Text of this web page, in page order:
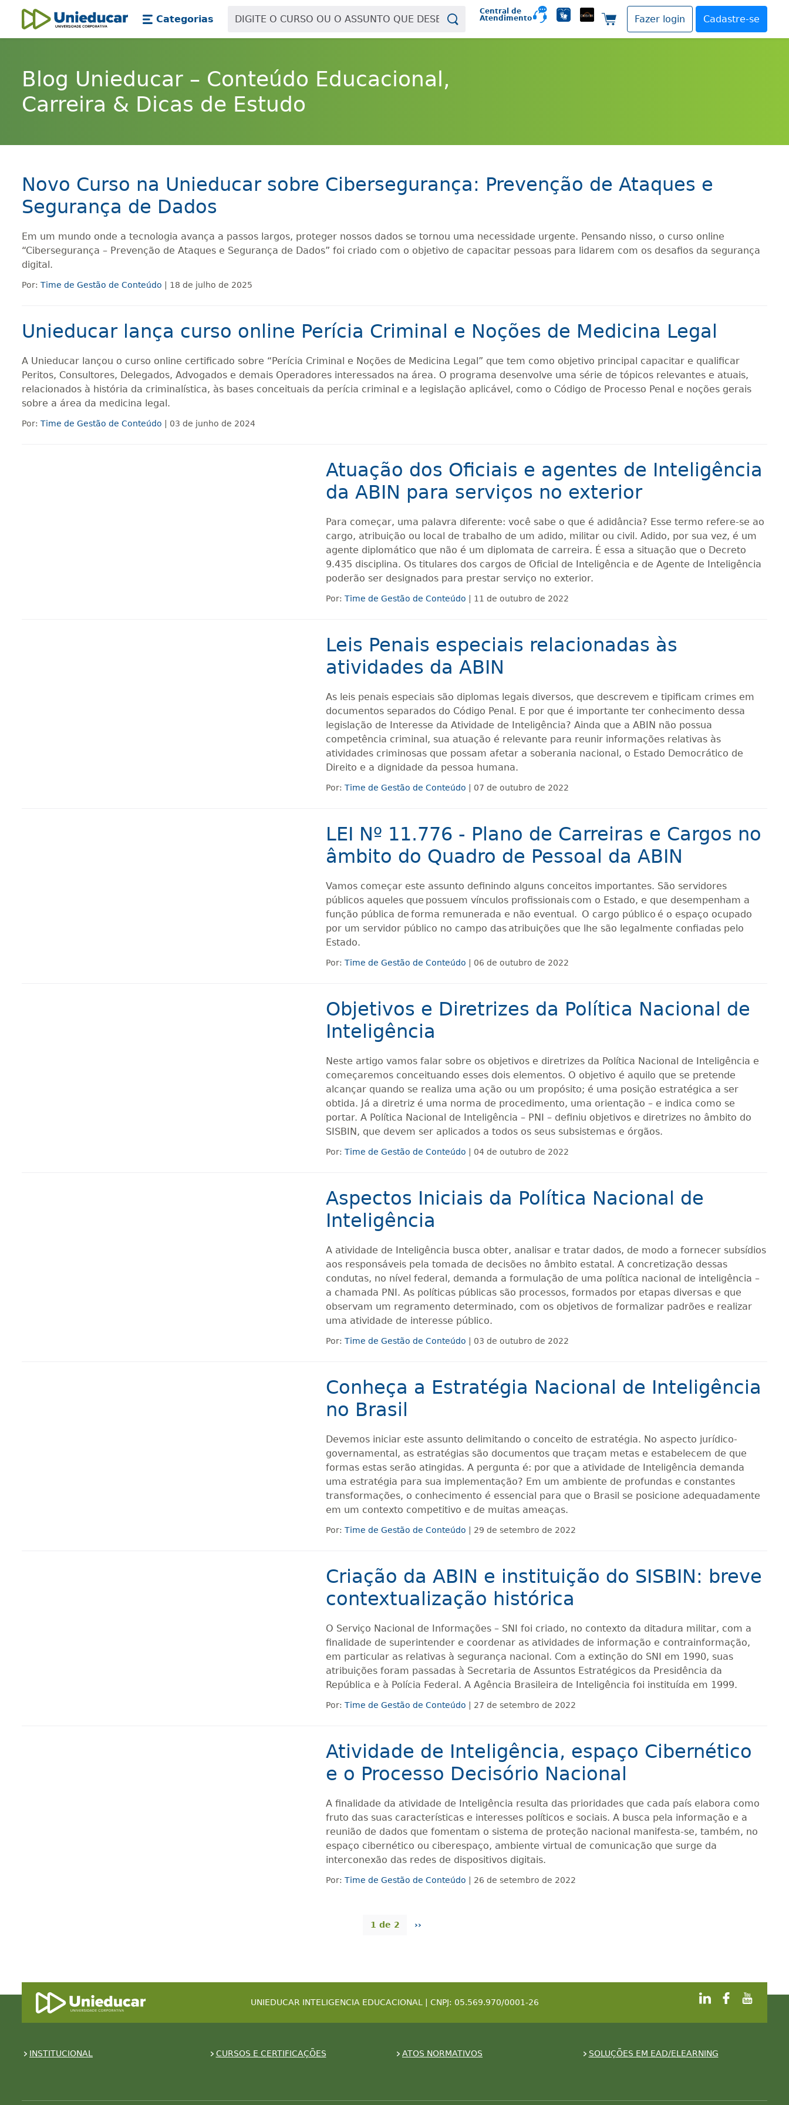
Skip main navigation
Skip to main content
Unieducar
Categorias
Central de
Atendimento
Carrinho de compras
Fazer login Cadastre-se
Blog Unieducar – Conteúdo Educacional,
Carreira & Dicas de Estudo
Novo Curso na Unieducar sobre Cibersegurança: Prevenção de Ataques e
Segurança de Dados
Em um mundo onde a tecnologia avança a passos largos, proteger nossos dados se tornou uma necessidade urgente. Pensando nisso, o curso online
“Cibersegurança – Prevenção de Ataques e Segurança de Dados” foi criado com o objetivo de capacitar pessoas para lidarem com os desafios da segurança
digital.
Por: Time de Gestão de Conteúdo | 18 de julho de 2025
Unieducar lança curso online Perícia Criminal e Noções de Medicina Legal
A Unieducar lançou o curso online certificado sobre “Perícia Criminal e Noções de Medicina Legal” que tem como objetivo principal capacitar e qualificar
Peritos, Consultores, Delegados, Advogados e demais Operadores interessados na área. O programa desenvolve uma série de tópicos relevantes e atuais,
relacionados à história da criminalística, às bases conceituais da perícia criminal e a legislação aplicável, como o Código de Processo Penal e noções gerais
sobre a área da medicina legal.
Por: Time de Gestão de Conteúdo | 03 de junho de 2024
Atuação dos Oficiais e agentes de Inteligência
da ABIN para serviços no exterior
Para começar, uma palavra diferente: você sabe o que é adidância? Esse termo refere-se ao
cargo, atribuição ou local de trabalho de um adido, militar ou civil. Adido, por sua vez, é um
agente diplomático que não é um diplomata de carreira. É essa a situação que o Decreto
9.435 disciplina. Os titulares dos cargos de Oficial de Inteligência e de Agente de Inteligência
poderão ser designados para prestar serviço no exterior.
Por: Time de Gestão de Conteúdo | 11 de outubro de 2022
Leis Penais especiais relacionadas às
atividades da ABIN
As leis penais especiais são diplomas legais diversos, que descrevem e tipificam crimes em
documentos separados do Código Penal. E por que é importante ter conhecimento dessa
legislação de Interesse da Atividade de Inteligência? Ainda que a ABIN não possua
competência criminal, sua atuação é relevante para reunir informações relativas às
atividades criminosas que possam afetar a soberania nacional, o Estado Democrático de
Direito e a dignidade da pessoa humana.
Por: Time de Gestão de Conteúdo | 07 de outubro de 2022
LEI Nº 11.776 - Plano de Carreiras e Cargos no
âmbito do Quadro de Pessoal da ABIN
Vamos começar este assunto definindo alguns conceitos importantes. São servidores
públicos aqueles que possuem vínculos profissionais com o Estado, e que desempenham a
função pública de forma remunerada e não eventual. O cargo público é o espaço ocupado
por um servidor público no campo das atribuições que lhe são legalmente confiadas pelo
Estado.
Por: Time de Gestão de Conteúdo | 06 de outubro de 2022
Objetivos e Diretrizes da Política Nacional de
Inteligência
Neste artigo vamos falar sobre os objetivos e diretrizes da Política Nacional de Inteligência e
começaremos conceituando esses dois elementos. O objetivo é aquilo que se pretende
alcançar quando se realiza uma ação ou um propósito; é uma posição estratégica a ser
obtida. Já a diretriz é uma norma de procedimento, uma orientação – e indica como se
portar. A Política Nacional de Inteligência – PNI – definiu objetivos e diretrizes no âmbito do
SISBIN, que devem ser aplicados a todos os seus subsistemas e órgãos.
Por: Time de Gestão de Conteúdo | 04 de outubro de 2022
Aspectos Iniciais da Política Nacional de
Inteligência
A atividade de Inteligência busca obter, analisar e tratar dados, de modo a fornecer subsídios
aos responsáveis pela tomada de decisões no âmbito estatal. A concretização dessas
condutas, no nível federal, demanda a formulação de uma política nacional de inteligência –
a chamada PNI. As políticas públicas são processos, formados por etapas diversas e que
observam um regramento determinado, com os objetivos de formalizar padrões e realizar
uma atividade de interesse público.
Por: Time de Gestão de Conteúdo | 03 de outubro de 2022
Conheça a Estratégia Nacional de Inteligência
no Brasil
Devemos iniciar este assunto delimitando o conceito de estratégia. No aspecto jurídico-
governamental, as estratégias são documentos que traçam metas e estabelecem de que
formas estas serão atingidas. A pergunta é: por que a atividade de Inteligência demanda
uma estratégia para sua implementação? Em um ambiente de profundas e constantes
transformações, o conhecimento é essencial para que o Brasil se posicione adequadamente
em um contexto competitivo e de muitas ameaças.
Por: Time de Gestão de Conteúdo | 29 de setembro de 2022
Criação da ABIN e instituição do SISBIN: breve
contextualização histórica
O Serviço Nacional de Informações – SNI foi criado, no contexto da ditadura militar, com a
finalidade de superintender e coordenar as atividades de informação e contrainformação,
em particular as relativas à segurança nacional. Com a extinção do SNI em 1990, suas
atribuições foram passadas à Secretaria de Assuntos Estratégicos da Presidência da
República e à Polícia Federal. A Agência Brasileira de Inteligência foi instituída em 1999.
Por: Time de Gestão de Conteúdo | 27 de setembro de 2022
Atividade de Inteligência, espaço Cibernético
e o Processo Decisório Nacional
A finalidade da atividade de Inteligência resulta das prioridades que cada país elabora como
fruto das suas características e interesses políticos e sociais. A busca pela informação e a
reunião de dados que fomentam o sistema de proteção nacional manifesta-se, também, no
espaço cibernético ou ciberespaço, ambiente virtual de comunicação que surge da
interconexão das redes de dispositivos digitais.
Por: Time de Gestão de Conteúdo | 26 de setembro de 2022
1 de 2 ››
UNIEDUCAR INTELIGENCIA EDUCACIONAL | CNPJ: 05.569.970/0001-26
INSTITUCIONAL CURSOS E CERTIFICAÇÕES ATOS NORMATIVOS SOLUÇÕES EM EAD/ELEARNING